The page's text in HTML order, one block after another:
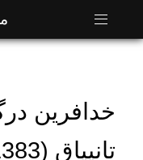
خدافرین
تانییاق (1383 – جو ایلدن ...)